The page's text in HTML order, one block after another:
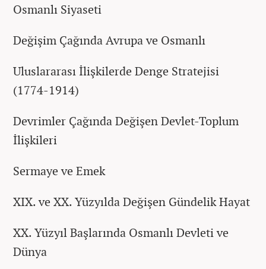
Osmanlı Siyaseti
Değişim Çağında Avrupa ve Osmanlı
Uluslararası İlişkilerde Denge Stratejisi
(1774-1914)
Devrimler Çağında Değişen Devlet-Toplum
İlişkileri
Sermaye ve Emek
XIX. ve XX. Yüzyılda Değişen Gündelik Hayat
XX. Yüzyıl Başlarında Osmanlı Devleti ve
Dünya